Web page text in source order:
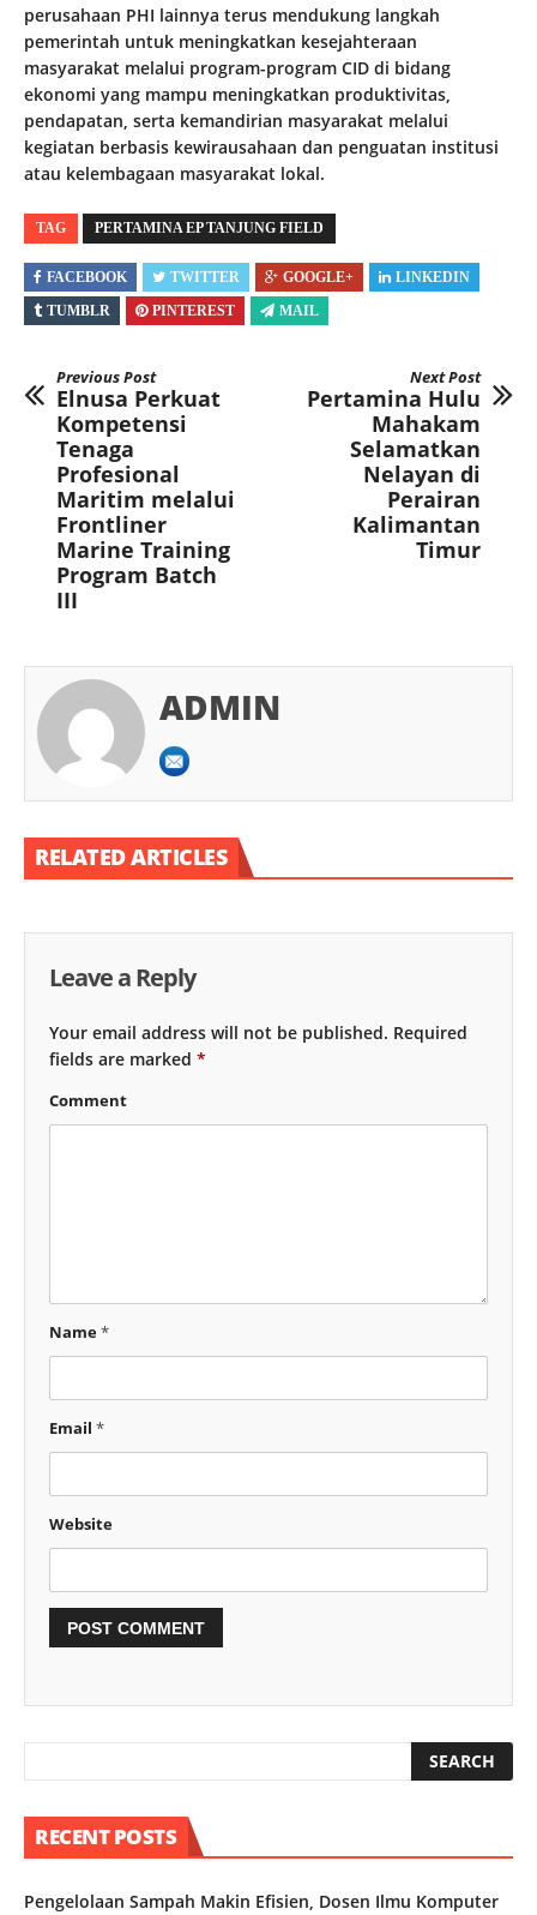
perusahaan PHI lainnya terus mendukung langkah
pemerintah untuk meningkatkan kesejahteraan
masyarakat melalui program-program CID di bidang
ekonomi yang mampu meningkatkan produktivitas,
pendapatan, serta kemandirian masyarakat melalui
kegiatan berbasis kewirausahaan dan penguatan institusi
atau kelembagaan masyarakat lokal.
TAG PERTAMINA EP TANJUNG FIELD
FACEBOOK TWITTER GOOGLE+
LINKEDIN
TUMBLR
PINTEREST MAIL
Previous Post
Elnusa Perkuat
Kompetensi
Tenaga
Profesional
Maritim melalui
Frontliner
Marine Training
Program Batch
III
Next Post
Pertamina Hulu
Mahakam
Selamatkan
Nelayan di
Perairan
Kalimantan
Timur
ADMIN
RELATED ARTICLES
Leave a Reply
Your email address will not be published. Required
fields are marked *
Comment
Name*
Email *
Website
RECENT POSTS
Pengelolaan Sampah Makin Efisien, Dosen Ilmu Komputer